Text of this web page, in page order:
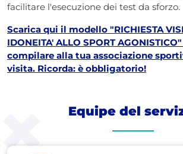
facilitare l'esecuzione dei test da sforzo.
Scarica qui il modello "RICHIESTA
IDONEITA' ALLO SPORT
compilare alla tua associazione
visita. Ricorda: è obbligatorio!
Equipe del